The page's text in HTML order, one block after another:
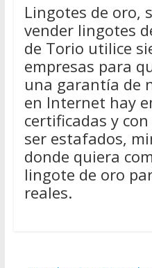
Lingotes de oro,
vender lingotes
de Torio utilice
empresas para
una garantía de
en Internet hay
certificadas y
ser estafados,
donde quiera
lingote de oro
reales.